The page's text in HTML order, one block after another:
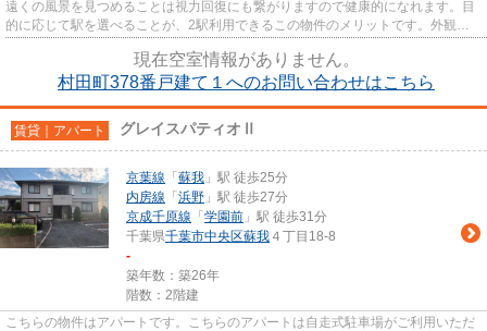
遠くの風景を見つめることは視力回復にも繋がりますので健康的になれます。目
的に応じて駅を選べることが、2駅利用できるこの物件のメリットです。外観も
現在空室情報がありません。
村田町378番戸建て１へのお問い合わせはこちら
賃貸｜アパート グレイスパティオⅡ
京葉線 「 蘇我 」駅 徒歩25分
内房線 「 浜野 」駅 徒歩27分
京成千原線 「 学園前 」駅 徒歩31分
千葉県千葉市中央区蘇我 ４丁目18-8
-
築年数：築26年
階数：2階建
こちらの物件はアパートです。こちらのアパートは自走式駐車場がご利用いただ